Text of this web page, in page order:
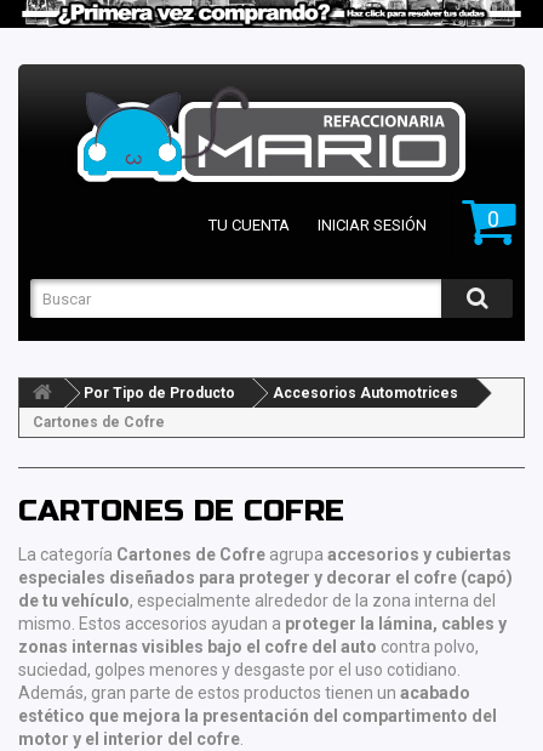
0
TU CUENTA INICIAR SESIÓN
Por Tipo de Producto
Accesorios Automotrices
Cartones de Cofre
CARTONES DE COFRE
La categoría Cartones de Cofre agrupa accesorios y cubiertas
especiales diseñados para proteger y decorar el cofre (capó)
de tu vehículo, especialmente alrededor de la zona interna del
mismo. Estos accesorios ayudan a proteger la lámina, cables y
zonas internas visibles bajo el cofre del auto contra polvo,
suciedad, golpes menores y desgaste por el uso cotidiano.
Además, gran parte de estos productos tienen un acabado
estético que mejora la presentación del compartimento del
motor y el interior del cofre.